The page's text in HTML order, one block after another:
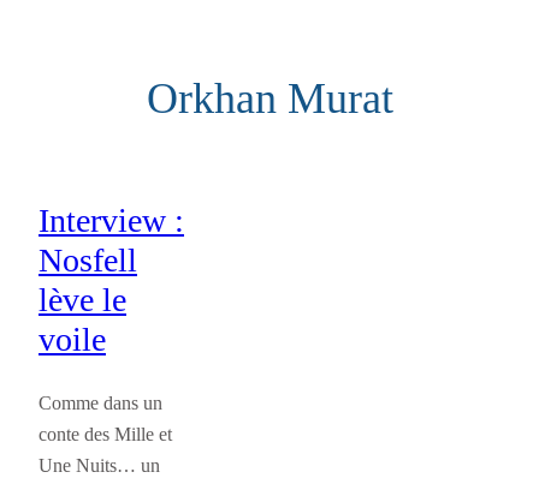
Orkhan Murat
Interview :
Nosfell
lève le
voile
Comme dans un
conte des Mille et
Une Nuits… un